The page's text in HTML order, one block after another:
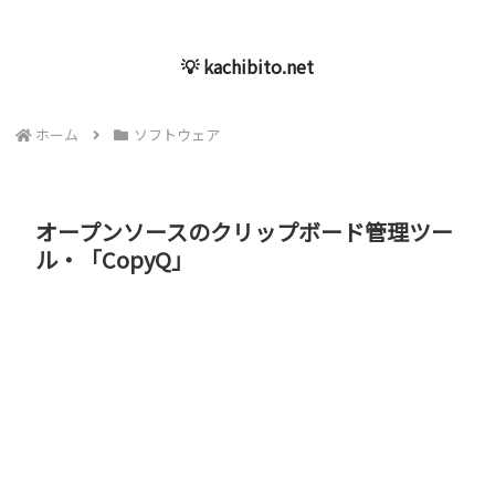
💡 kachibito.net
ホーム ソフトウェア
オープンソースのクリップボード管理ツー
ル・「CopyQ」